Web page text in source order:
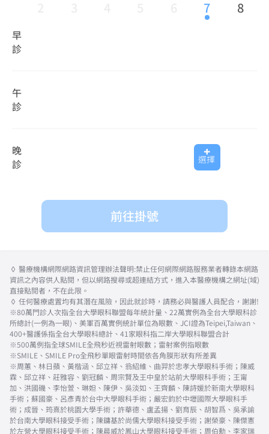
7 8
早
診
午
診
晚
診
選擇
前往掛號
◊ 醫療機構網際網路資訊管理辦法聲明:禁止任何網際網路服務業者轉錄本網路
資訊之內容供人點閱，但以網路搜尋或超連結方式，進入本醫療機構之網址(域)
直接點閱者，不在此限。
◊ 任何醫療處置均有其潛在風險，因此就診時，請務必與醫護人員配合，謝謝!
※80萬門診人次指全台大學眼科聯盟每年統計量、22萬實例為全台大學眼科診
所總計(一例為一眼)、美軍百萬實例統計單位為眼數、JCI證為Teipei,Taiwan、
400+醫護係指全台大學眼科總計、41家眼科指二岸大學眼科聯盟合計
※500萬例指全球SMILE全飛秒近視雷射眼數；雷射案例指眼數
※SMILE、SMILE Pro全飛秒單眼雷射時間依各角膜形狀有所差異
※周蕙、林日蘋、黃楷涵、邱立祥、翁紹維、曲羿於忠孝大學眼科手術；陳威
霖、邱立祥、莊雅容、劉冠麟、周宗賢及王中皇於站前大學眼科手術；王甯
加、洪國磯、李怡萱、琳妲、陳伊、吳淡如、王齊麟、陳詩媛於新南大學眼科
手術；蘇國豪、呂彥青於台中大學眼科手術；嚴宏鈞於中壢國際大學眼科手
術；成晉、筠熹於桃園大學手術；許華德、盧孟揚、劉育辰、胡智爲、吳承諭
於台南大學眼科接受手術；陳鏞基於尚儒大學眼科接受手術；謝榮豪、陳傑憲
於左營大學眼科接受手術；陳晨威於鳳山大學眼科接受手術；周伯勳、李家瑞